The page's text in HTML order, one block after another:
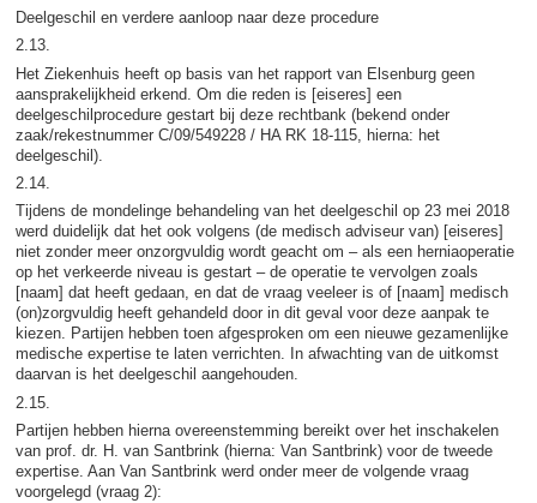
Deelgeschil en verdere aanloop naar deze procedure
2.13.
Het Ziekenhuis heeft op basis van het rapport van Elsenburg geen
aansprakelijkheid erkend. Om die reden is [eiseres] een
deelgeschilprocedure gestart bij deze rechtbank (bekend onder
zaak/rekestnummer C/09/549228 / HA RK 18-115, hierna: het
deelgeschil).
2.14.
Tijdens de mondelinge behandeling van het deelgeschil op 23 mei 2018
werd duidelijk dat het ook volgens (de medisch adviseur van) [eiseres]
niet zonder meer onzorgvuldig wordt geacht om – als een herniaoperatie
op het verkeerde niveau is gestart – de operatie te vervolgen zoals
[naam] dat heeft gedaan, en dat de vraag veeleer is of [naam] medisch
(on)zorgvuldig heeft gehandeld door in dit geval voor deze aanpak te
kiezen. Partijen hebben toen afgesproken om een nieuwe gezamenlijke
medische expertise te laten verrichten. In afwachting van de uitkomst
daarvan is het deelgeschil aangehouden.
2.15.
Partijen hebben hierna overeenstemming bereikt over het inschakelen
van prof. dr. H. van Santbrink (hierna: Van Santbrink) voor de tweede
expertise. Aan Van Santbrink werd onder meer de volgende vraag
voorgelegd (vraag 2):